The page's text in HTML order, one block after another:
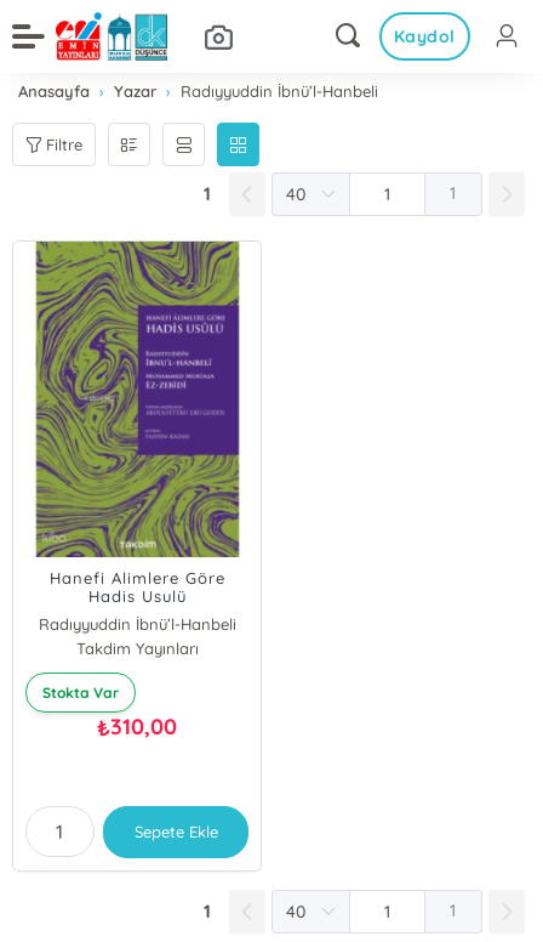
Kaydol
Anasayfa Yazar Radıyyuddin İbnü’l-Hanbeli
Filtre
1 1
Hanefi Alimlere Göre
Hadis Usulü
Radıyyuddin İbnü’l-Hanbeli
Takdim Yayınları
Stokta Var
₺310,00
Sepete Ekle
1 1